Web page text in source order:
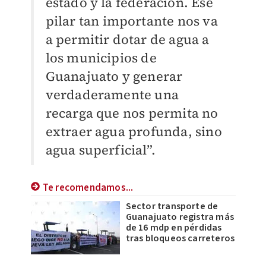
pilar tan importante nos va
a permitir dotar de agua a
los municipios de
Guanajuato y generar
verdaderamente una
recarga que nos permita no
extraer agua profunda, sino
agua superficial”.
Te recomendamos...
Sector transporte de
Guanajuato registra más
de 16 mdp en pérdidas
tras bloqueos carreteros